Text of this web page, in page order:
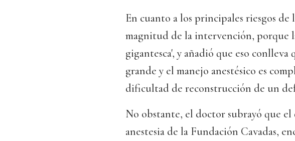
En cuanto a los principales riesgos
magnitud de la intervención, porque
gigantesca', y añadió que eso conlleva
grande y el manejo anestésico es
dificultad de reconstrucción de un
No obstante, el doctor subrayó que
anestesia de la Fundación Cavadas,